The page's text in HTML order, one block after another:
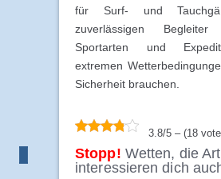
für Surf- und
zuverlässigen
Sportarten und
extremen
Sicherheit brauchen.
3.8/5 – (18
Stopp! Wetten, die
interessieren dich